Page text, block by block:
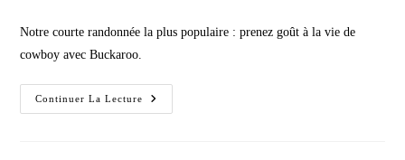
Notre courte randonnée la plus populaire : prenez goût à la vie de
cowboy avec Buckaroo.
Continuer La Lecture Buckaroo